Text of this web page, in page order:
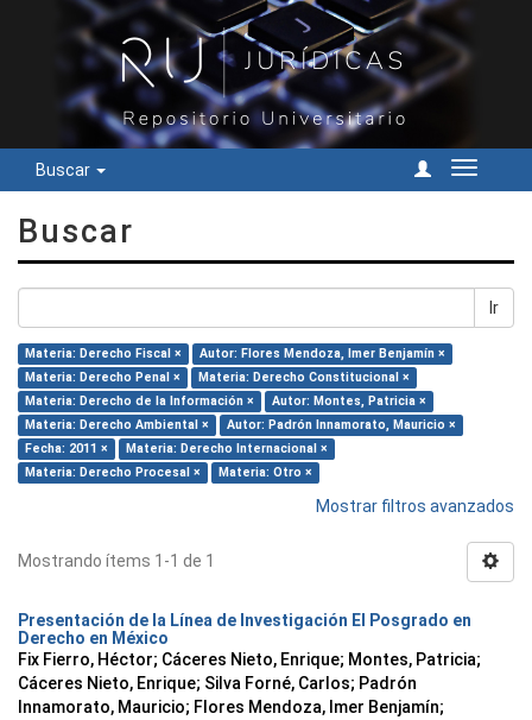
Buscar
Cambiar
Buscar
Ir
Materia: Derecho Fiscal ×
Autor: Flores Mendoza, Imer Benjamín ×
Materia: Derecho Penal ×
Materia: Derecho Constitucional ×
Materia: Derecho de la Información ×
Autor: Montes, Patricia ×
Materia: Derecho Ambiental ×
Autor: Padrón Innamorato, Mauricio ×
Fecha: 2011 ×
Materia: Derecho Internacional ×
Materia: Derecho Procesal ×
Materia: Otro ×
Mostrar filtros avanzados
Mostrando ítems 1-1 de 1
Presentación de la Línea de Investigación El Posgrado en
Derecho en México
Fix Fierro, Héctor; Cáceres Nieto, Enrique; Montes, Patricia;
Cáceres Nieto, Enrique; Silva Forné, Carlos; Padrón
Innamorato, Mauricio; Flores Mendoza, Imer Benjamín;